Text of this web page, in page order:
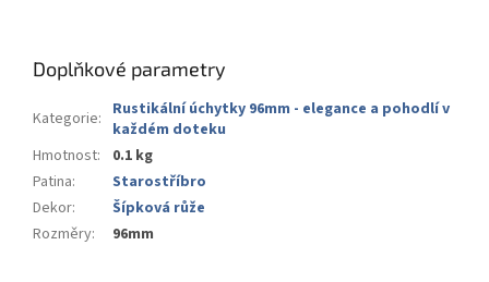
Doplňkové parametry
Kategorie: Rustikální úchytky 96mm - elegance a pohodlí v
každém doteku
Hmotnost:
0.1 kg
Patina:
Starostříbro
Dekor:
Šípková růže
Rozměry: 96mm